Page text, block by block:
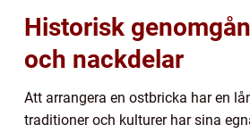
Historisk
och nackdelar
Att arrangera en ostbricka har en
traditioner och kulturer har sina